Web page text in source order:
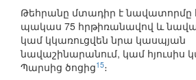
Թեհրանը մտադիր է նավատորմը
պակաս 75 հրթիռանավով և
կամ կկառուցվեն նրա կասպյան
նավաշինարանում, կամ հյուսիս
Պարսից ծոցից15։